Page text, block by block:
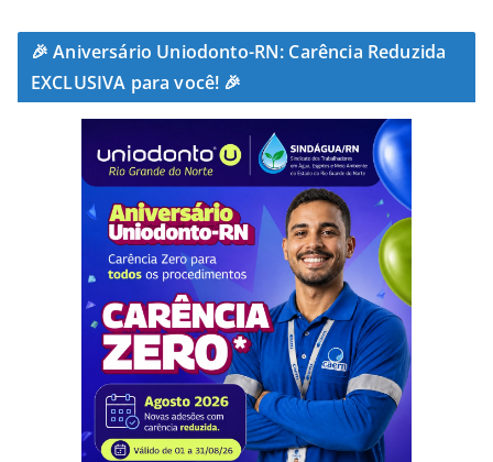
🎉 Aniversário Uniodonto-RN: Carência Reduzida
EXCLUSIVA para você! 🎉